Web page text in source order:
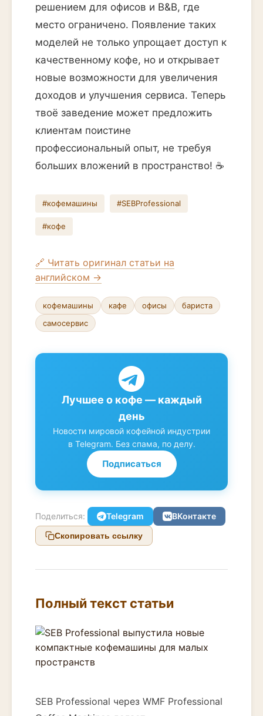
решением для офисов и B&B, где
место ограничено. Появление таких
моделей не только упрощает доступ к
качественному кофе, но и открывает
новые возможности для увеличения
доходов и улучшения сервиса. Теперь
твоё заведение может предложить
клиентам поистине
профессиональный опыт, не требуя
больших вложений в пространство! ☕️
#кофемашины #SEBProfessional
#кофе
🔗 Читать оригинал статьи на
английском →
кофемашины кафе офисы
бариста
самосервис
Лучшее о кофе — каждый
день
Новости мировой кофейной индустрии
в Telegram. Без спама, по делу.
Подписаться
Поделиться: Telegram ВКонтакте
Скопировать ссылку
Полный текст статьи
SEB Professional через WMF Professional